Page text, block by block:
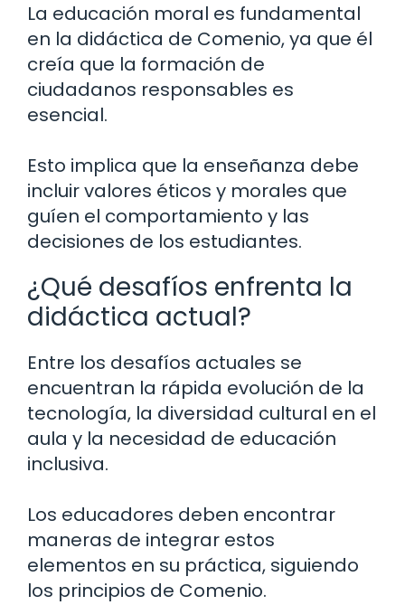
La educación moral es fundamental
en la didáctica de Comenio, ya que él
creía que la formación de
ciudadanos responsables es
esencial.
Esto implica que la enseñanza debe
incluir valores éticos y morales que
guíen el comportamiento y las
decisiones de los estudiantes.
¿Qué desafíos enfrenta la
didáctica actual?
Entre los desafíos actuales se
encuentran la rápida evolución de la
tecnología, la diversidad cultural en el
aula y la necesidad de educación
inclusiva.
Los educadores deben encontrar
maneras de integrar estos
elementos en su práctica, siguiendo
los principios de Comenio.